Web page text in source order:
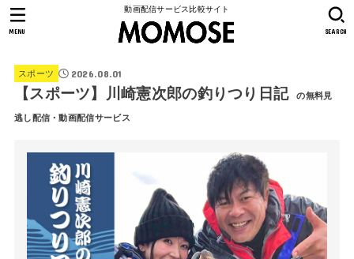
動画配信サービス比較サイト
SEARCH
MENU
スポーツ 2026.08.01
【スポーツ】川崎憲次郎の釣りつり日記 の無料見
逃し配信・動画配信サービス